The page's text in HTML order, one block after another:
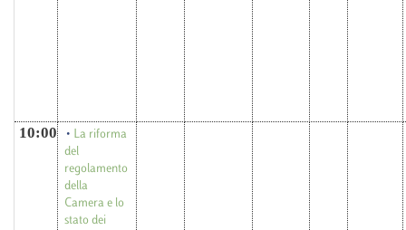
10:00
La riforma
del
regolamento
della
Camera e lo
stato dei